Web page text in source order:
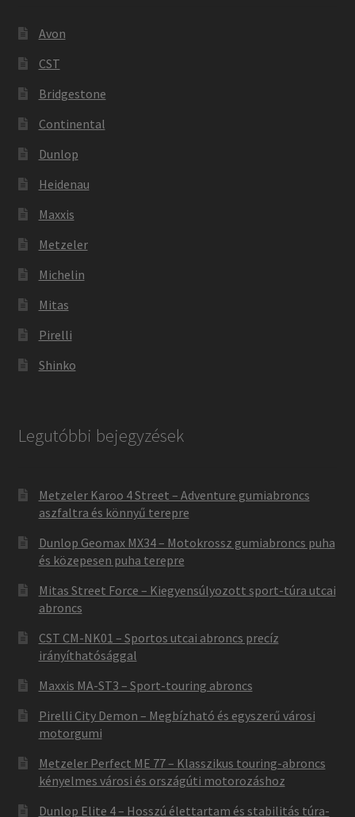
Avon
CST
Bridgestone
Continental
Dunlop
Heidenau
Maxxis
Metzeler
Michelin
Mitas
Pirelli
Shinko
Legutóbbi bejegyzések
Metzeler Karoo 4 Street – Adventure gumiabroncs
aszfaltra és könnyű terepre
Dunlop Geomax MX34 – Motokrossz gumiabroncs puha
és közepesen puha terepre
Mitas Street Force – Kiegyensúlyozott sport-túra utcai
abroncs
CST CM-NK01 – Sportos utcai abroncs precíz
irányíthatósággal
Maxxis MA-ST3 – Sport-touring abroncs
Pirelli City Demon – Megbízható és egyszerű városi
motorgumi
Metzeler Perfect ME 77 – Klasszikus touring-abroncs
kényelmes városi és országúti motorozáshoz
Dunlop Elite 4 – Hosszú élettartam és stabilitás túra-